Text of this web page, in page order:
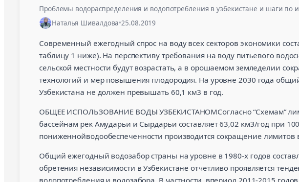
Проблемы водораспределения и водопотребления в узбекистане и шаги по
Наталья Шивалдова•25.08.2019
Современный ежегодный спрос на воду всех секторов экономики
таблицу 1 ниже). На перспективу требования на воду питьевого
сельской местности будут возрастать, а в орошаемом земледелии
технологий и мер повышения плодородия. На уровне 2030 года
Узбекистана не должен превышать 60,1 км3 в год.
ОБЩЕЕ ИСПОЛЬЗОВАНИЕ ВОДЫ УЗБЕКИСТАНОМСогласно “Схемам”
бассейнам рек Амударьи и Сырдарьи составляет 63,02 км3/год при
пониженнойводообеспеченности производится сокращение лимитов
Общий ежегодный водозабор страны на уровне в 1980-х годов
обретения независимости в Узбекистане отчетливо проявляется